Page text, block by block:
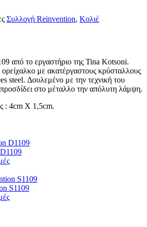
Συλλογή Reinvention, Κολιέ
από το εργαστήριο της Tina Kotsoni.
ορείχαλκο με ακατέργαστους κρύσταλλους
steel. Δουλεμένο με την τεχνική του
στο μέταλλο την απόλυτη λάμψη.
: 4cm X 1,5cm.
S1109